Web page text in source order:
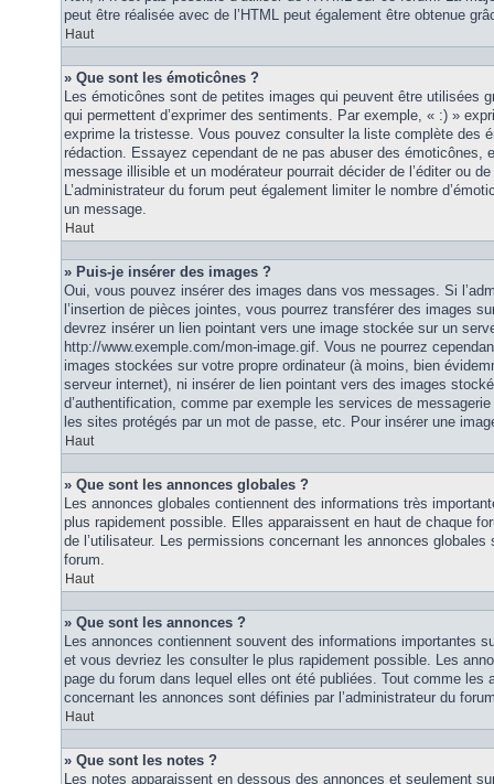
peut être réalisée avec de l’HTML peut également être obtenue
Haut
» Que sont les émoticônes ?
Les émoticônes sont de petites images qui peuvent être utilisées
qui permettent d’exprimer des sentiments. Par exemple, « :) »
exprime la tristesse. Vous pouvez consulter la liste complète des
rédaction. Essayez cependant de ne pas abuser des émoticônes,
message illisible et un modérateur pourrait décider de l’éditer ou
L’administrateur du forum peut également limiter le nombre
un message.
Haut
» Puis-je insérer des images ?
Oui, vous pouvez insérer des images dans vos messages. Si
l’insertion de pièces jointes, vous pourrez transférer des images
devrez insérer un lien pointant vers une image stockée sur un
http://www.exemple.com/mon-image.gif. Vous ne pourrez
images stockées sur votre propre ordinateur (à moins, bien
serveur internet), ni insérer de lien pointant vers des images
d’authentification, comme par exemple les services de
les sites protégés par un mot de passe, etc. Pour insérer une
Haut
» Que sont les annonces globales ?
Les annonces globales contiennent des informations très
plus rapidement possible. Elles apparaissent en haut de chaque
de l’utilisateur. Les permissions concernant les annonces globales
forum.
Haut
» Que sont les annonces ?
Les annonces contiennent souvent des informations importantes
et vous devriez les consulter le plus rapidement possible. Les
page du forum dans lequel elles ont été publiées. Tout comme les
concernant les annonces sont définies par l’administrateur du
Haut
» Que sont les notes ?
Les notes apparaissent en dessous des annonces et seulement